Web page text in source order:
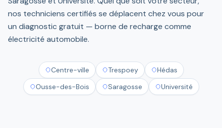
nos techniciens certifiés se déplacent chez vous pour
un diagnostic gratuit — borne de recharge comme
électricité automobile.
Centre-ville Trespoey
Hédas
Ousse-des-Bois
Saragosse Université